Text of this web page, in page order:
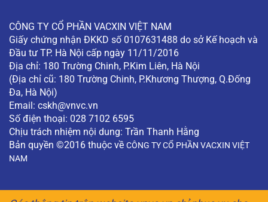
CÔNG TY CỔ PHẦN VACXIN VIỆT NAM
Giấy chứng nhận ĐKKD số 0107631488 do sở Kế hoạch và
Đầu tư TP. Hà Nội cấp ngày 11/11/2016
Địa chỉ: 180 Trường Chinh, P.Kim Liên, Hà Nội
(Địa chỉ cũ: 180 Trường Chinh, P.Khương Thượng, Q.Đống
Đa, Hà Nội)
Email: cskh@vnvc.vn
Số điện thoại: 028 7102 6595
Chịu trách nhiệm nội dung: Trần Thanh Hằng
Bản quyền ©2016 thuộc về CÔNG TY CỔ PHẦN VACXIN VIỆT
NAM